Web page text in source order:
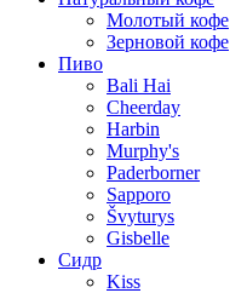
Молотый кофе
Зерновой кофе
Пиво
Bali Hai
Cheerday
Harbin
Murphy's
Paderborner
Sapporo
Švyturys
Gisbelle
Сидр
Kiss